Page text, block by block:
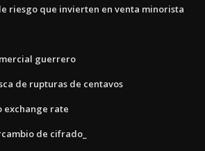
riesgo que invierten en venta minorista
guerrero
de rupturas de centavos
exchange rate
de cifrado_